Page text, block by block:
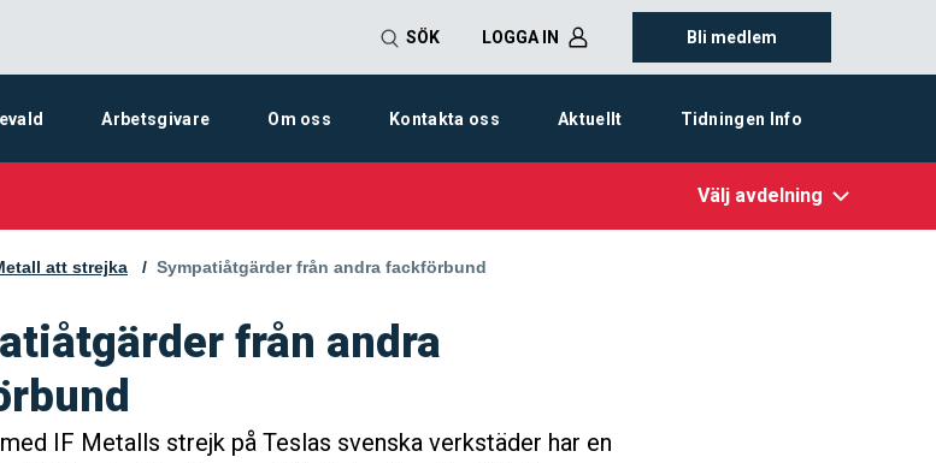
SÖK LOGGA IN Bli medlem
Arbetsgivare Om oss Kontakta oss Aktuellt Tidningen Info
Välj avdelning
att strejka Aktuell sida:
Sympatiåtgärder från andra fackförbund
från andra
IF Metalls strejk på Teslas svenska verkstäder har en